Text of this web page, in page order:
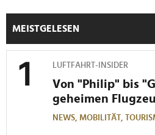
MEISTGELESEN
LUFTFAHRT-INSIDER
Von "Philip" bis
geheimen
NEWS, MOBILITÄT,